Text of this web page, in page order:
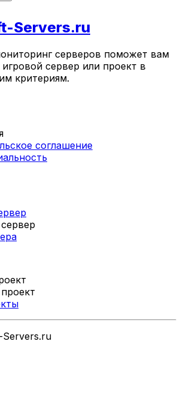
Servers.ru
серверов поможет вам
сервер или проект в
критериям.
соглашение
Servers.ru